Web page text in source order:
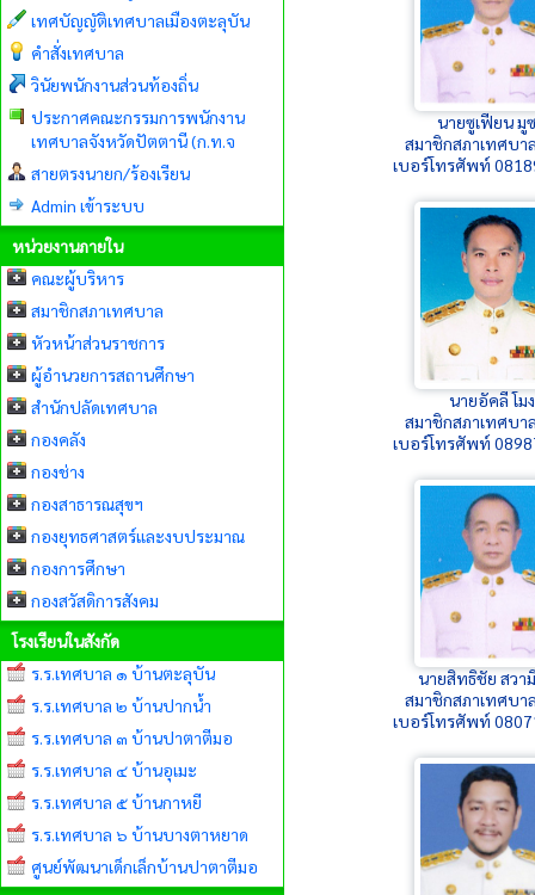
เทศบัญญัติเทศบาลเมืองตะลุบัน
คำสั่งเทศบาล
วินัยพนักงานส่วนท้องถิ่น
ประกาศคณะกรรมการพนักงาน
เทศบาลจังหวัดปัตตานี (ก.ท.จ
สายตรงนายก/ร้องเรียน
Admin เข้าระบบ
หน่วยงานภายใน
คณะผู้บริหาร
สมาชิกสภาเทศบาล
หัวหน้าส่วนราชการ
ผู้อำนวยการสถานศึกษา
สำนักปลัดเทศบาล
กองคลัง
กองช่าง
กองสาธารณสุขฯ
กองยุทธศาสตร์และงบประมาณ
กองการศึกษา
กองสวัสดิการสังคม
โรงเรียนในสังกัด
ร.ร.เทศบาล ๑ บ้านตะลุบัน
ร.ร.เทศบาล ๒ บ้านปากน้ำ
ร.ร.เทศบาล ๓ บ้านปาตาตีมอ
ร.ร.เทศบาล ๔ บ้านอุเมะ
ร.ร.เทศบาล ๕ บ้านกาหยี
ร.ร.เทศบาล ๖ บ้านบางตาหยาด
ศูนย์พัฒนาเด็กเล็กบ้านปาตาตีมอ
นายซูเฟียน มู
สมาชิกสภาเทศบา
เบอร์โทรศัพท์
นายอัคลี โมง
สมาชิกสภาเทศบา
เบอร์โทรศัพท์
นายสิทธิชัย สวา
สมาชิกสภาเทศบา
เบอร์โทรศัพท์